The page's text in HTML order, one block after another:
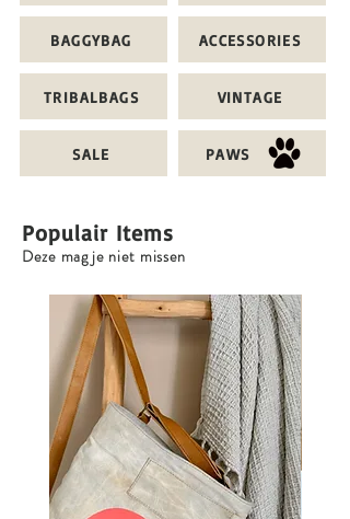
BAGGYBAG ACCESSORIES
TRIBALBAGS VINTAGE
SALE PAWS
Populair Items
Deze mag je niet missen